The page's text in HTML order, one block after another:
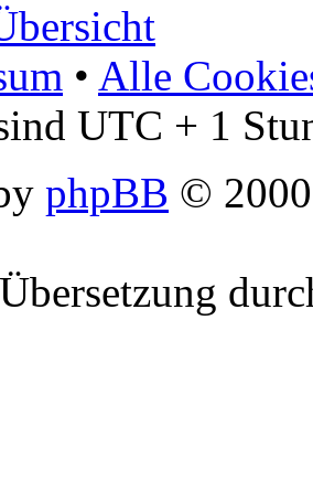
• Alle
UTC + 1
phpBB ©